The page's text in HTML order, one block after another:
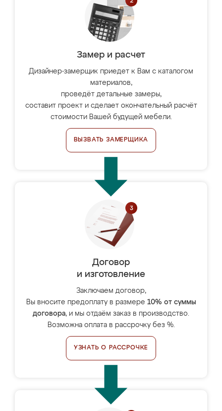
Замер и расчет
Дизайнер-замерщик приедет к Вам с каталогом
материалов,
проведёт детальные замеры,
составит проект и сделает окончательный расчёт
стоимости Вашей будущей мебели.
ВЫЗВАТЬ ЗАМЕРЩИКА
Договор
и изготовление
Заключаем договор,
Вы вносите предоплату в размере 10% от суммы
договора, и мы отдаём заказ в производство.
Возможна оплата в рассрочку без %.
УЗНАТЬ О РАССРОЧКЕ